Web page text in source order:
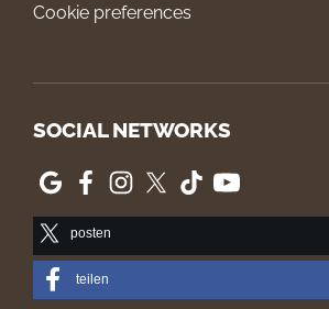
Cookie preferences
SOCIAL NETWORKS
posten
teilen